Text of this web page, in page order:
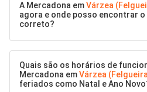
A Mercadona emVárzea
agora e onde posso encontrar
correto?
Quais são os horários de
Mercadona emVárzea
feriados como Natal e Ano